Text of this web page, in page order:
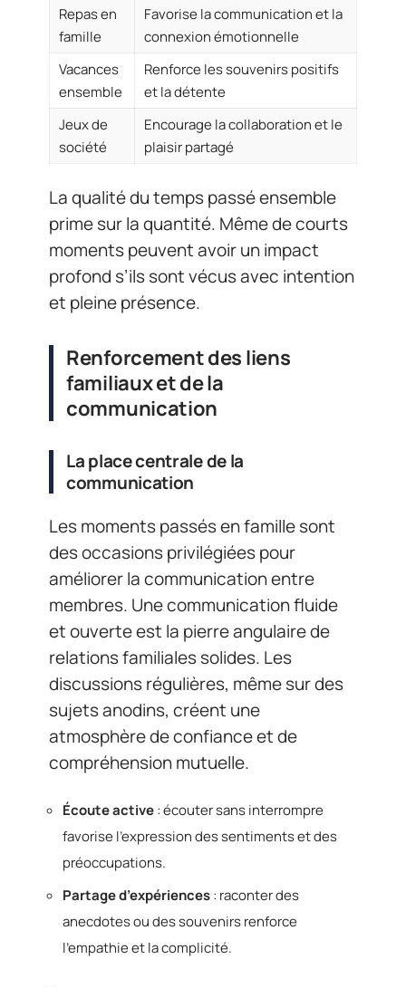
Repas en
famille
Favorise la communication et la
connexion émotionnelle
Vacances
ensemble
Renforce les souvenirs positifs
et la détente
Jeux de
société
Encourage la collaboration et le
plaisir partagé
La qualité du temps passé ensemble
prime sur la quantité. Même de courts
moments peuvent avoir un impact
profond s’ils sont vécus avec intention
et pleine présence.
Renforcement des liens
familiaux et de la
communication
La place centrale de la
communication
Les moments passés en famille sont
des occasions privilégiées pour
améliorer la communication entre
membres. Une communication fluide
et ouverte est la pierre angulaire de
relations familiales solides. Les
discussions régulières, même sur des
sujets anodins, créent une
atmosphère de confiance et de
compréhension mutuelle.
Écoute active: écouter sans interrompre
favorise l’expression des sentiments et des
préoccupations.
Partage d’expériences: raconter des
anecdotes ou des souvenirs renforce
l’empathie et la complicité.